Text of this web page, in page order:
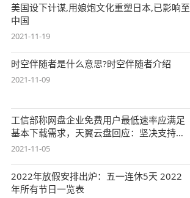
美国设下计谋,用娘炮文化重塑日本,已影响至
中国
2021-11-19
时空伴随者是什么意思?时空伴随者介绍
2021-11-09
工信部称网盘企业免费用户最低速率应满足
基本下载需求，天翼云盘回应：坚决支持，
始终
2021-11-05
2022年放假安排出炉：五一连休5天 2022
年所有节日一览表